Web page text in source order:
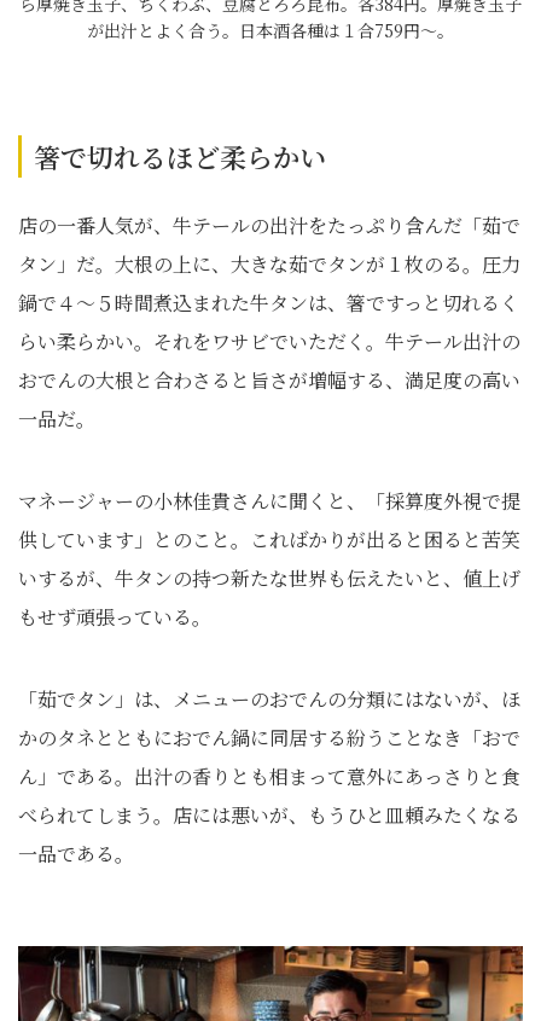
が出汁とよく合う。日本酒各種は１合759円〜。
箸で切れるほど柔らかい
店の一番人気が、牛テールの出汁をたっぷり含んだ「茹で
タン」だ。大根の上に、大きな茹でタンが１枚のる。圧力
鍋で４〜５時間煮込まれた牛タンは、箸ですっと切れるく
らい柔らかい。それをワサビでいただく。牛テール出汁の
おでんの大根と合わさると旨さが増幅する、満足度の高い
一品だ。
マネージャーの小林佳貴さんに聞くと、「採算度外視で提
供しています」とのこと。こればかりが出ると困ると苦笑
いするが、牛タンの持つ新たな世界も伝えたいと、値上げ
もせず頑張っている。
「茹でタン」は、メニューのおでんの分類にはないが、ほ
かのタネとともにおでん鍋に同居する紛うことなき「おで
ん」である。出汁の香りとも相まって意外にあっさりと食
べられてしまう。店には悪いが、もうひと皿頼みたくなる
一品である。